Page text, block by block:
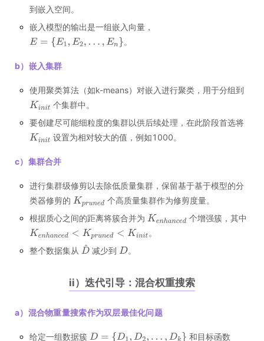
到嵌入空间。
嵌入模型的输出是一组嵌入向量，
。
b）嵌入集群
使用聚类算法（如k-means）对嵌入进行聚类，用于分组到
个集群中。
要创建尽可能细粒度的集群以供后续处理，在此阶段首选将
设置为相对较大的值，例如1000。
c）集群合并
进行集群级修剪以去除低质量集群，保留基于基于模型的分
类器修剪的
个高质量集群作为修剪度量。
根据质心之间的距离将簇合并为
个增强簇，其中
。
整个数据集从
减少到 。
ii）迭代引导：混合权重搜索
a）混合物重量搜索作为双层最佳化问题
给定一组数据簇
和目标函数